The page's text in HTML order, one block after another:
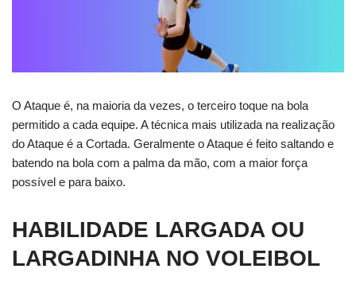
O Ataque é, na maioria da vezes, o terceiro toque na bola
permitido a cada equipe. A técnica mais utilizada na realização
do Ataque é a Cortada. Geralmente o Ataque é feito saltando e
batendo na bola com a palma da mão, com a maior força
possível e para baixo.
HABILIDADE LARGADA OU
LARGADINHA NO VOLEIBOL